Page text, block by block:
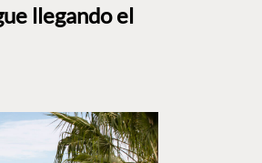
llegando el